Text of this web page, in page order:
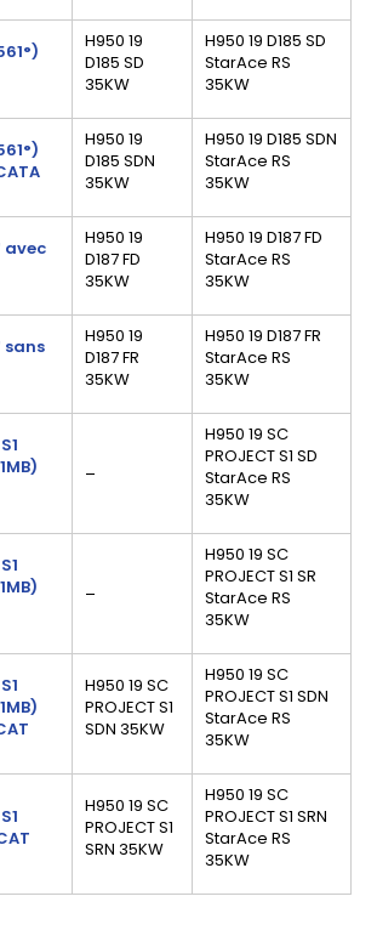
H950 19
D185 SD
35KW
H950 19 D185 SD
StarAce RS
35KW
H950 19
D185 SDN
35KW
H950 19 D185 SDN
StarAce RS
35KW
avec
H950 19
D187 FD
35KW
H950 19 D187 FD
StarAce RS
35KW
sans
H950 19
D187 FR
35KW
H950 19 D187 FR
StarAce RS
35KW
H950 19 SC
PROJECT S1 SD
StarAce RS
35KW
H950 19 SC
PROJECT S1 SR
StarAce RS
35KW
H950 19 SC
PROJECT S1
SDN 35KW
H950 19 SC
PROJECT S1 SDN
StarAce RS
35KW
H950 19 SC
PROJECT S1
SRN 35KW
H950 19 SC
PROJECT S1 SRN
StarAce RS
35KW